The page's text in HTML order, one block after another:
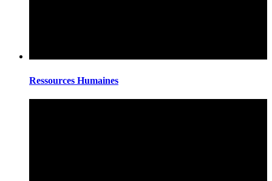
Ressources Humaines